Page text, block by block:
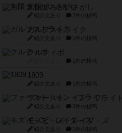
無限まちがいさがし
紹介文あり 2件の投稿
ガルフストライク
紹介文あり 1件の投稿
クルティボ
1件の投稿
1809
紹介文あり 1件の投稿
ファースト・イン・フライト
紹介文あり 3件の投稿
モズビ－ズ・レイダ－ズ
紹介文あり 1件の投稿